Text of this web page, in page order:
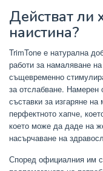
Действат ли
наистина?
TrimTone е натурална
работи за намаляване
същевременно
за отслабване. Намерен
съставки за изгаряне
перфектното хапче,
което може да даде на
насърчаване на
Според официалния им